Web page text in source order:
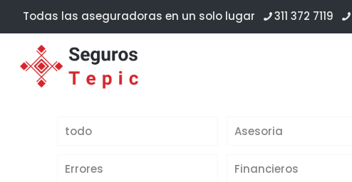
Todas las aseguradoras en un solo lugar 311 372 7119
todo Asesoria
Errores Financieros